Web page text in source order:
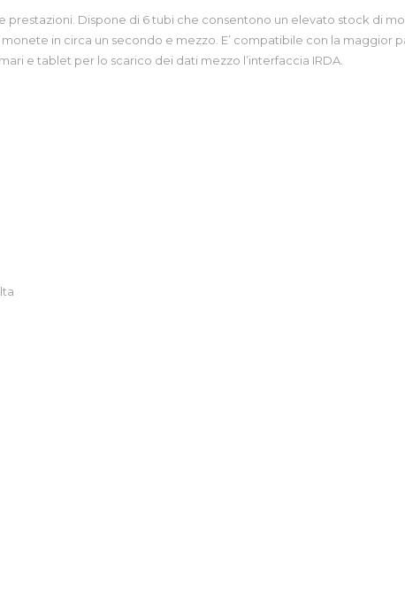
Dispone di 6 tubi che consentono un elevato stock di
in circa un secondo e mezzo. E’ compatibile con la maggior
e tablet per lo scarico dei dati mezzo l’interfaccia IRDA.